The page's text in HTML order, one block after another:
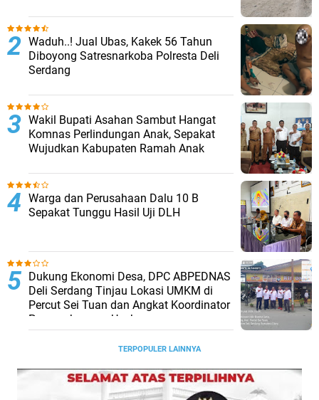
Waduh..! Jual Ubas, Kakek 56 Tahun
Diboyong Satresnarkoba Polresta Deli
Serdang
Wakil Bupati Asahan Sambut Hangat
Komnas Perlindungan Anak, Sepakat
Wujudkan Kabupaten Ramah Anak
Warga dan Perusahaan Dalu 10 B
Sepakat Tunggu Hasil Uji DLH
Dukung Ekonomi Desa, DPC ABPEDNAS
Deli Serdang Tinjau Lokasi UMKM di
Percut Sei Tuan dan Angkat Koordinator
Pengembangan Usaha
TERPOPULER LAINNYA